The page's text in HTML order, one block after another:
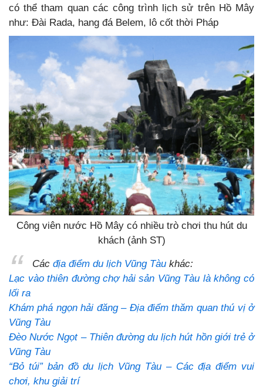
có thể tham quan các công trình lịch sử trên Hồ Mây
như: Đài Rada, hang đá Belem, lô cốt thời Pháp
Công viên nước Hồ Mây có nhiều trò chơi thu hút du
khách (ảnh ST)
Các địa điểm du lịch Vũng Tàu khác:
Lạc vào thiên đường chợ hải sản Vũng Tàu là không có
lối ra
Khám phá ngọn hải đăng – Địa điểm thăm quan thú vị ở
Vũng Tàu
Đèo Nước Ngọt – Thiên đường du lịch hút hồn giới trẻ ở
Vũng Tàu
“Bỏ túi” bản đồ du lịch Vũng Tàu – Các địa điểm vui
chơi, khu giải trí